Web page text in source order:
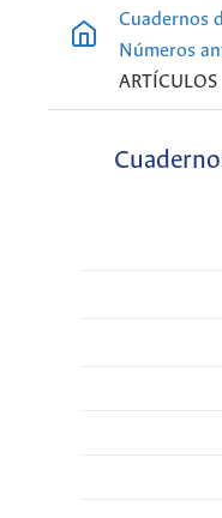
Cuadernos
Números
ARTÍCULOS